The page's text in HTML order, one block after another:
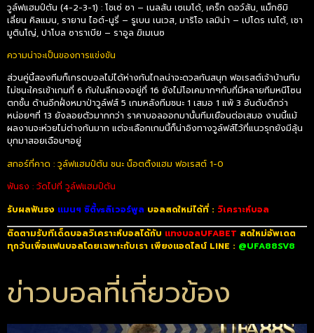
วูล์ฟแฮมป์ตัน (4-2-3-1) : โชเซ่ ซา – เนลสัน เซเมโด้, เคร็ก ดอว์สัน, แม็กซิมิ
เลี่ยน คิลแมน, รายาน ไอต์-นูรี่ – รูเบน เนเวส, มาริโอ เลมิน่า – เปโดร เนโต้, เชา
มูตินโญ่, ปาโบล ซาราเบีย – ราอูล ฆิเมเนซ
ความน่าจะเป็นของการแข่งขัน
ส่วนคู่นี้สองทีมก็เกรดบอลไม่ได้ห่างกันไกลน่าจะดวลกันสนุก ฟอเรสต์เจ้าบ้านทีม
ไม่ชนะใครเข้าเกมที่ 6 กับในลีกเองอยู่ที่ 16 ยังไม่โอเคมากๆกับที่มีหลายทีมหนีโซน
ตกชั้น ด้านอีกฝั่งหมาป่าวูล์ฟส์ 5 เกมหลังทีมชนะ 1 เสมอ 1 แพ้ 3 อันดับดีกว่า
หน่อยๆที่ 13 ยังลอยตัวมากกว่า ราคาบอลออกมานั้นทีมเยือนต่อเสมอ งานนี้แม้
ผลงานจะห่วยไม่ต่างกันมาก แต่จะเลือกเกมนี้ก็น่าอิงทางวูล์ฟส์ไว้ที่แนวรุกยังมีลุ้น
บุกมาสอยเฉือนๆอยู่
สกอร์ที่คาด : วูล์ฟแฮมป์ตัน ชนะ น็อตติ้งแฮม ฟอเรสต์ 1-0
ฟันธง : วัดไปที่ วูล์ฟแฮมป์ตัน
รับผลฟันธง แมนฯ ซิตี้vsลิเวอร์พูล บอลสดใหม่ได้ที่ : วิเคราะห์บอล
ติดตามรับทีเด็ดบอลวิเคราะห์บอลได้กับ แทงบอลUFABET สดใหม่อัพเดต
ทุกวันเพื่อแฟนบอลโดยเฉพาะกับเรา เพียงแอดไลน์ LINE : @UFA88SV8
ข่าวบอลที่เกี่ยวข้อง